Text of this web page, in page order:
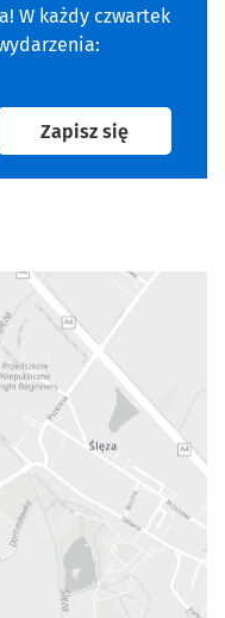
W każdy czwartek
Zapisz sięna